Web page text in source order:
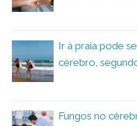
Ir à praia pode
cérebro,
Fungos no